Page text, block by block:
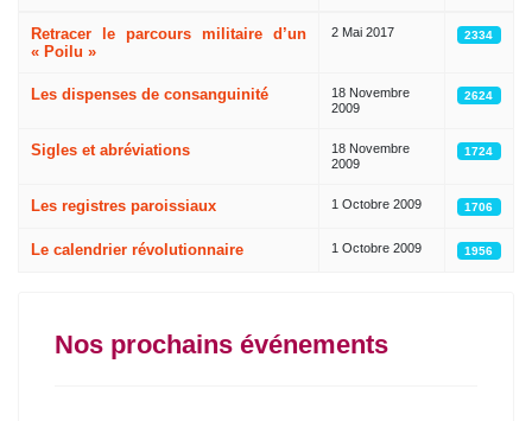
Retracer le parcours militaire d’un
« Poilu »
2 Mai 2017 2334
Les dispenses de consanguinité
18 Novembre
2009
2624
Sigles et abréviations
18 Novembre
2009
1724
Les registres paroissiaux 1 Octobre 2009 1706
Le calendrier révolutionnaire 1 Octobre 2009 1956
Nos prochains événements